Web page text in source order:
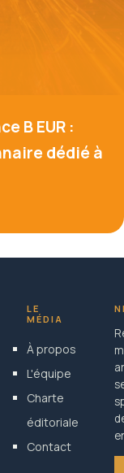
B EUR :
dédié à
LE
MÉDIA
À propos
L'équipe
Charte
éditoriale
Contact